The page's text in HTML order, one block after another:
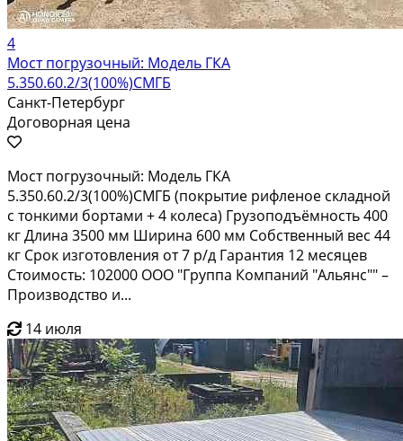
4
Мост погрузочный: Модель ГКА
5.350.60.2/3(100%)СМГБ
Санкт-Петербург
Договорная цена
Мост погрузочный: Модель ГКА
5.350.60.2/3(100%)СМГБ (покрытие рифленое складной
с тонкими бортами + 4 колеса) Грузоподъёмность 400
кг Длина 3500 мм Ширина 600 мм Собственный вес 44
кг Срок изготовления от 7 р/д Гарантия 12 месяцев
Стоимость: 102000 ООО "Группа Компаний "Альянс"" –
Производство и...
14 июля